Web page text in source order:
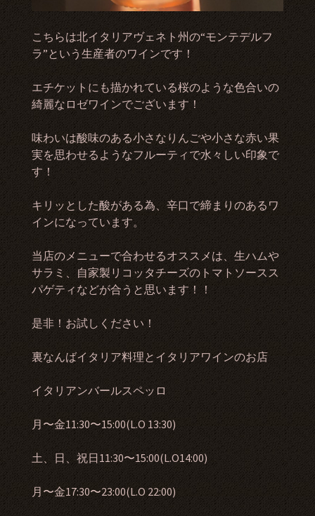
こちらは北イタリアヴェネト州の“モンテデルフ
ラ”という生産者のワインです！
エチケットにも描かれている桜のような色合いの
綺麗なロゼワインでございます！
味わいは酸味のある小さなりんごや小さな赤い果
実を思わせるようなフルーティで水々しい印象で
す！
キリッとした酸がある為、辛口で締まりのあるワ
インになっています。
当店のメニューで合わせるオススメは、生ハムや
サラミ、自家製リコッタチーズのトマトソースス
パゲティなどが合うと思います！！
是非！お試しください！
裏なんばイタリア料理とイタリアワインのお店
イタリアンバールスペッロ
月〜金11:30〜15:00(L.O 13:30)
土、日、祝日11:30〜15:00(L.O14:00)
月〜金17:30〜23:00(L.O 22:00)